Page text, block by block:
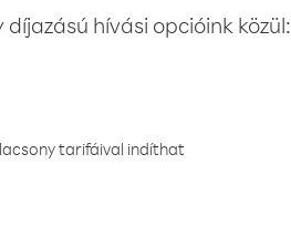
hívási opcióink közül:
tarifáival indíthat